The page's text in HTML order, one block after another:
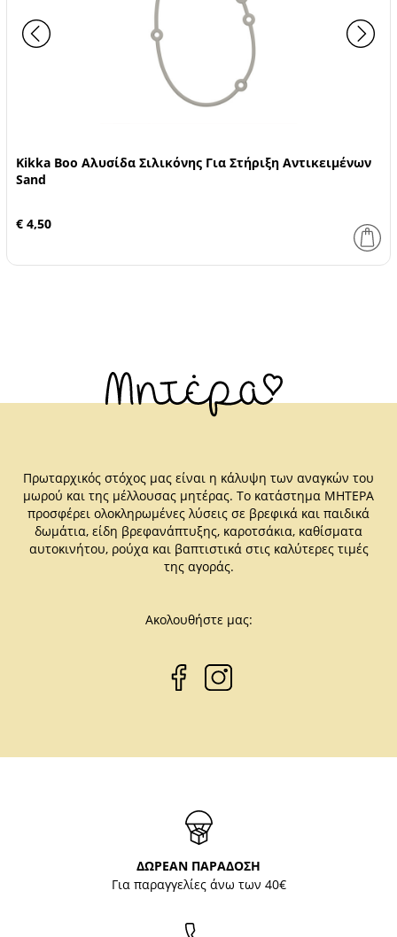
Kikka Boo Αλυσίδα Σιλικόνης Για Στήριξη Αντικειμένων
Sand
€ 4,50
Πρωταρχικός στόχος μας είναι η κάλυψη των αναγκών του
μωρού και της μέλλουσας μητέρας. Το κατάστημα ΜΗΤΕΡΑ
προσφέρει ολοκληρωμένες λύσεις σε βρεφικά και παιδικά
δωμάτια, είδη βρεφανάπτυξης, καροτσάκια, καθίσματα
αυτοκινήτου, ρούχα και βαπτιστικά στις καλύτερες τιμές
της αγοράς.
Ακολουθήστε μας:
ΔΩΡΕΑΝ ΠΑΡΑΔΟΣΗ
Για παραγγελίες άνω των 40€